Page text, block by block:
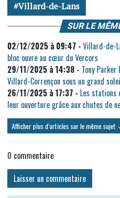
Villard-de-Lans
SUR LE
02/12/2025 à 09:47 - Villard-de-
bloc ouvre au cœur du Vercors
29/11/2025 à 14:38 - Tony
Villard-Corrençon sous un grand
26/11/2025 à 17:37 - Les stations
leur ouverture grâce aux chutes de
Afficher plus d'articles sur le même sujet
0 commentaire
Laisser un commentaire